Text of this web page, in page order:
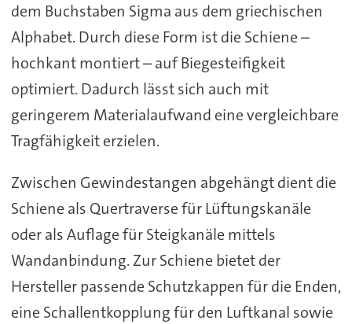
dem Buchstaben Sigma aus dem griechischen
Alphabet. Durch diese Form ist die Schiene –
hochkant montiert – auf Biegesteifigkeit
optimiert. Dadurch lässt sich auch mit
geringerem Materialaufwand eine vergleichbare
Tragfähigkeit erzielen.
Zwischen Gewindestangen abgehängt dient die
Schiene als Quertraverse für Lüftungskanäle
oder als Auflage für Steigkanäle mittels
Wandanbindung. Zur Schiene bietet der
Hersteller passende Schutzkappen für die Enden,
eine Schallentkopplung für den Luftkanal sowie